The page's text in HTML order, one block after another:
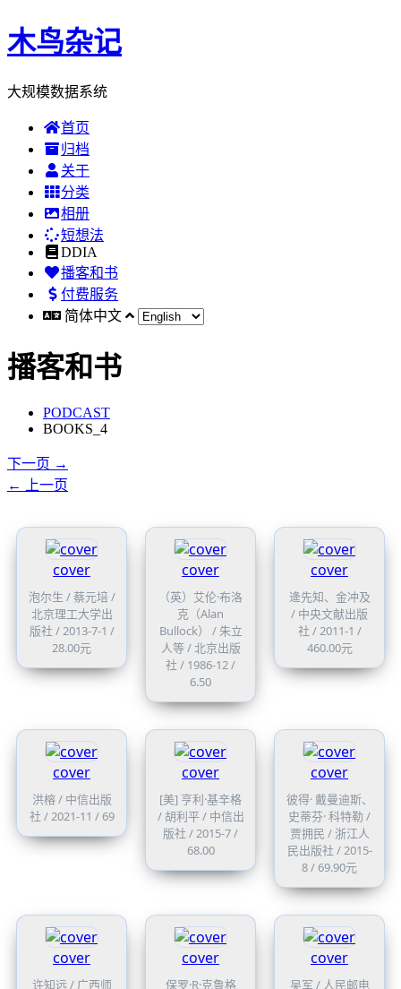
木鸟杂记
大规模数据系统
首页
归档
关于
分类
相册
短想法
DDIA
播客和书
付费服务
简体中文
播客和书
PODCAST
BOOKS_4
下一页 →
← 上一页
cover
泡尔生 / 蔡元培 /
北京理工大学出
版社 / 2013-7-1 /
28.00元
cover
（英）艾伦·布洛
克（Alan
Bullock） / 朱立
人等 / 北京出版
社 / 1986-12 /
6.50
cover
逄先知、金冲及
/ 中央文献出版
社 / 2011-1 /
460.00元
cover
洪榕 / 中信出版
社 / 2021-11 / 69
cover
[美] 亨利·基辛格
/ 胡利平 / 中信出
版社 / 2015-7 /
68.00
cover
彼得· 戴曼迪斯、
史蒂芬· 科特勒 /
贾拥民 / 浙江人
民出版社 / 2015-
8 / 69.90元
cover
许知远 / 广西师
cover
保罗·R·克鲁格
cover
吴军 / 人民邮电